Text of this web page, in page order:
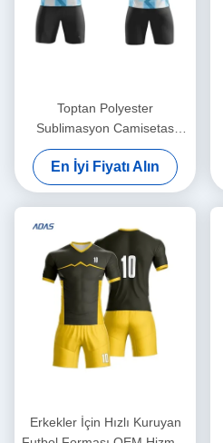
Toptan Polyester
Sublimasyon Camisetas
Futbol Maçları Kişisel
Erkekler Futbol Üniformaları
Futbol Giyim Setleri Logo ile
En İyi Fiyatı Alın
Erkekler İçin Hızlı Kuruyan